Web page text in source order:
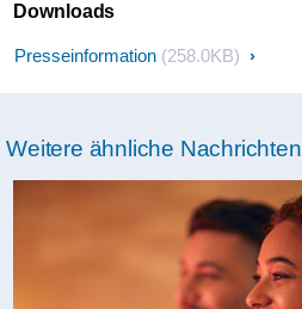
Downloads
Presseinformation (258.0KB)
Weitere ähnliche Nachrichten